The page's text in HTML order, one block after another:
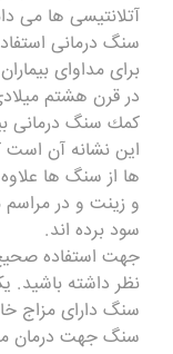
آتلانتیسى ها مى
سنگ درمانی
براى مداواى
در قرن هشتم
كمك سنگ درمانی
این نشانه آن
ها از سنگ ها علاوه
و زینت و در
سود برده اند.
جهت استفاده صحیح
نظر داشته باشید.
سنگ دارای مزاج
سنگ جهت درمان